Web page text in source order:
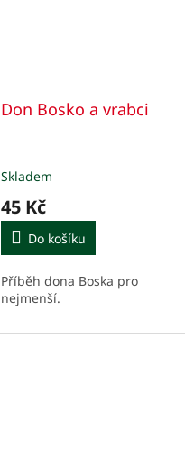
Don Bosko a vrabci
Skladem
45 Kč
Do košíku
Příběh dona Boska pro
nejmenší.